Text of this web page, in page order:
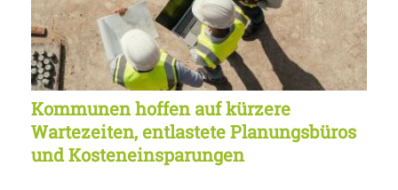
Kommunen hoffen auf kürzere
Wartezeiten, entlastete Planungsbüros
und Kosteneinsparungen